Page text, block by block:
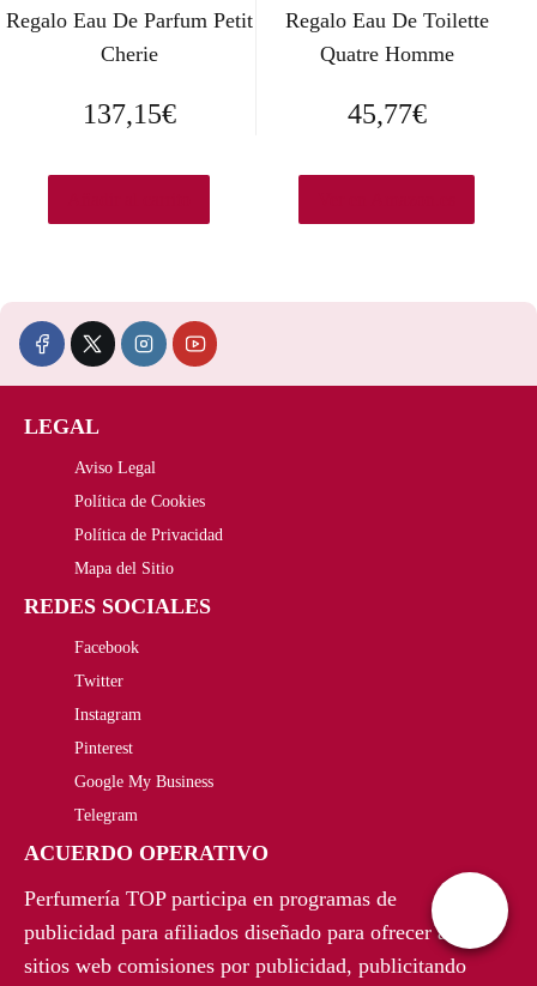
Regalo Eau De Parfum Petit
Cherie
137,15€
Regalo Eau De Toilette
Quatre Homme
45,77€
LEGAL
Aviso Legal
Política de Cookies
Política de Privacidad
Mapa del Sitio
REDES SOCIALES
Facebook
Twitter
Instagram
Pinterest
Google My Business
Telegram
ACUERDO OPERATIVO
Perfumería TOP participa en programas de
publicidad para afiliados diseñado para ofrecer a
sitios web comisiones por publicidad, publicitando